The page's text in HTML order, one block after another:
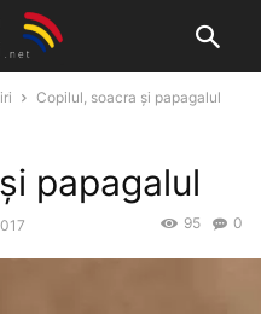
Copilul, soacra și papagalul
papagalul
0
95